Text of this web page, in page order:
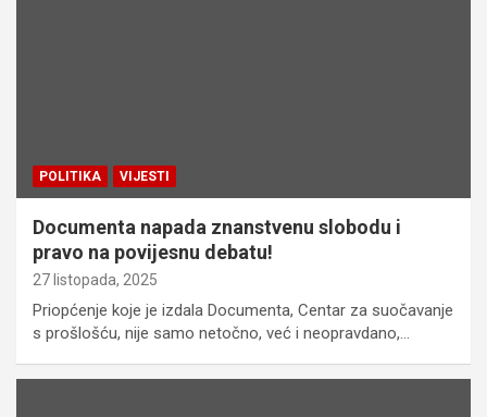
POLITIKA VIJESTI
Documenta napada znanstvenu slobodu i
pravo na povijesnu debatu!
27 listopada, 2025
Priopćenje koje je izdala Documenta, Centar za suočavanje
s prošlošću, nije samo netočno, već i neopravdano,…